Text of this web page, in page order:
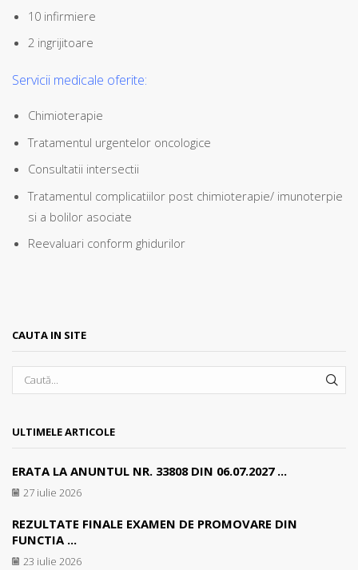
10 infirmiere
2 ingrijitoare
Servicii medicale oferite:
Chimioterapie
Tratamentul urgentelor oncologice
Consultatii intersectii
Tratamentul complicatiilor post chimioterapie/ imunoterpie
si a bolilor asociate
Reevaluari conform ghidurilor
CAUTA IN SITE
ULTIMELE ARTICOLE
ERATA LA ANUNTUL NR. 33808 DIN 06.07.2027 ...
27 iulie 2026
REZULTATE FINALE EXAMEN DE PROMOVARE DIN
FUNCTIA ...
23 iulie 2026